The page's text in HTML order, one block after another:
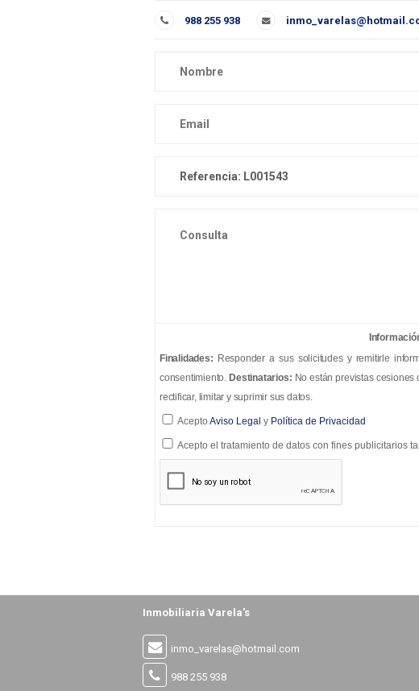
988 255 938
Finalidades: Responder a sus solicitudes y remitirle
consentimiento. Destinatarios: No están previstas cesiones
rectificar, limitar y suprimir sus datos.
Acepto Aviso Legal y Política de Privacidad
Acepto el tratamiento de datos con fines publicitarios
Inmobiliaria Varela's
inmo_varelas@hotmail.com
988 255 938